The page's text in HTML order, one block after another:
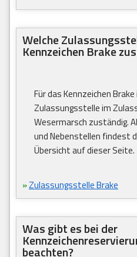
Welche
Kennzeichen Brake
Für das Kennzeichen
Zulassungsstelle im
Wesermarsch zuständig.
und Nebenstellen findest
Übersicht auf dieser Seite.
»Zulassungsstelle Brake
Was gibt es bei der
beachten?